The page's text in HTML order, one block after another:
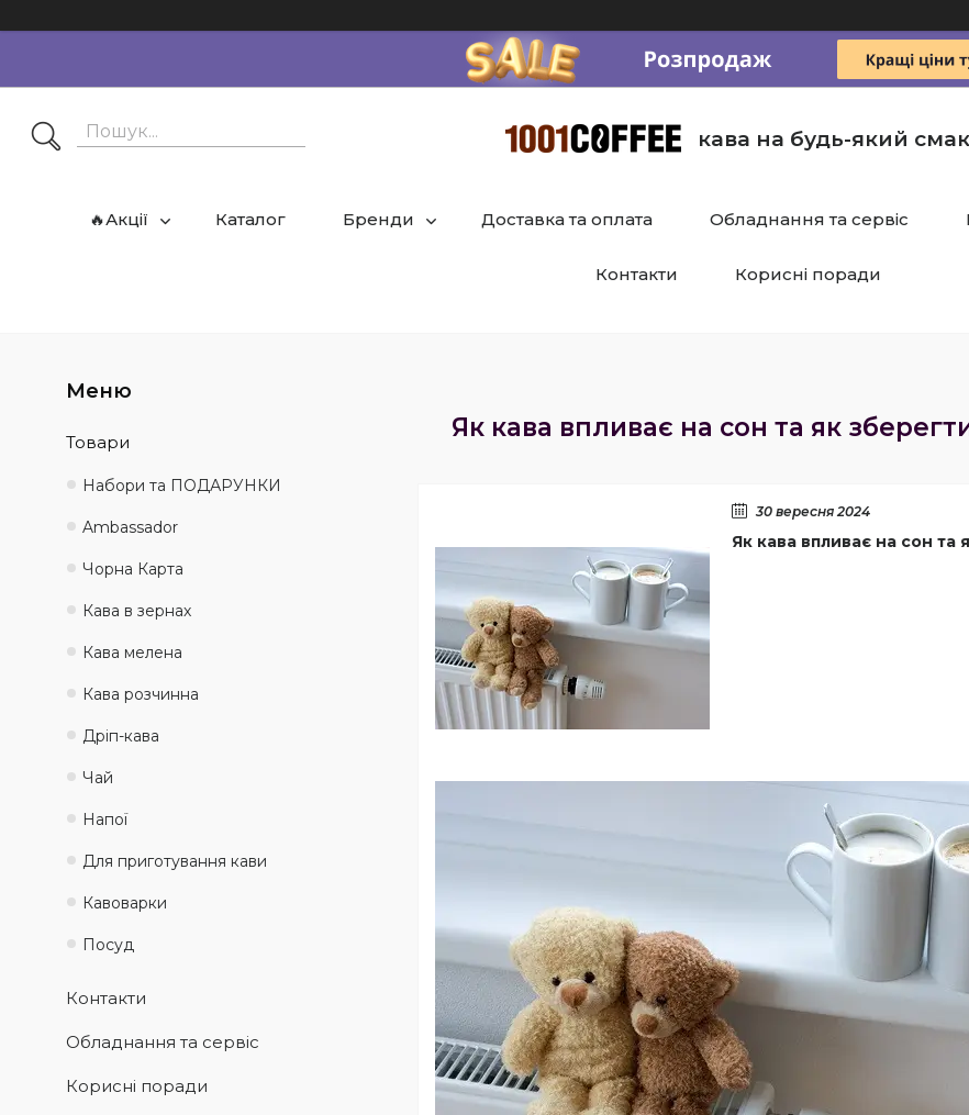
кава на будь-який смак
🔥Акції Каталог Бренди Доставка та оплата Обладнання та сервіс
Контакти Корисні поради
Як кава впливає на сон та як
30 вересня 2024
Як кава впливає на сон
Товари
Набори та ПОДАРУНКИ
Ambassadоr
Чорна Карта
Кава в зернах
Кава мелена
Кава розчинна
Дріп-кава
Чай
Напої
Для приготування кави
Кавоварки
Посуд
Контакти
Обладнання та сервіс
Корисні поради